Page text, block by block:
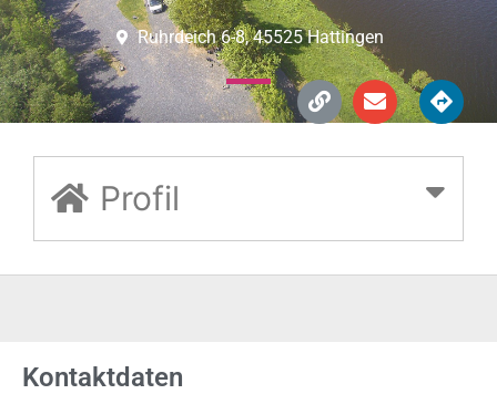
Ruhrdeich 6-8, 45525 Hattingen
Profil
Kontaktdaten